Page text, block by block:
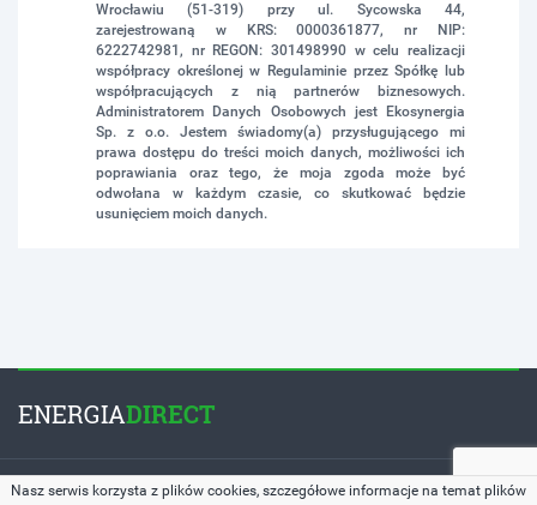
Wrocławiu (51-319) przy ul. Sycowska 44,
zarejestrowaną w KRS: 0000361877, nr NIP:
6222742981, nr REGON: 301498990 w celu realizacji
współpracy określonej w Regulaminie przez Spółkę lub
współpracujących z nią partnerów biznesowych.
Administratorem Danych Osobowych jest Ekosynergia
Sp. z o.o. Jestem świadomy(a) przysługującego mi
prawa dostępu do treści moich danych, możliwości ich
poprawiania oraz tego, że moja zgoda może być
odwołana w każdym czasie, co skutkować będzie
usunięciem moich danych.
ENERGIADIRECT
Copyright © 2026 by EnergiaDirect.pl . All Rights Reserved.
Nasz serwis korzysta z plików cookies, szczegółowe informacje na temat plików